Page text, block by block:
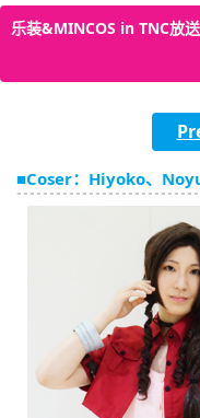
乐装&MINCOS in TNC放
■Coser：Hiyoko、